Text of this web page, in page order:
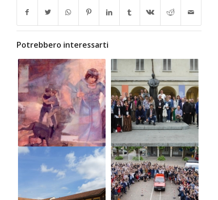
Potrebbero interessarti